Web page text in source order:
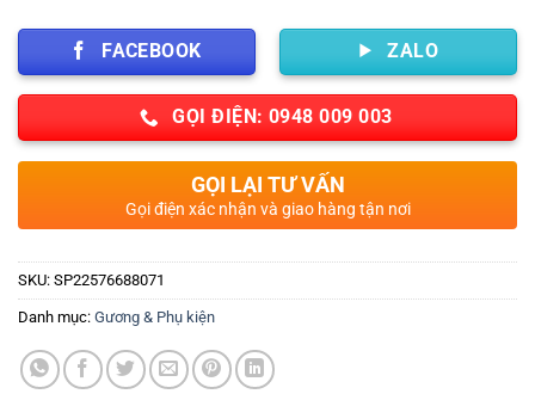
FACEBOOK ZALO
GỌI ĐIỆN: 0948 009 003
GỌI LẠI TƯ VẤN
Gọi điện xác nhận và giao hàng tận nơi
SKU: SP22576688071
Danh mục: Gương & Phụ kiện